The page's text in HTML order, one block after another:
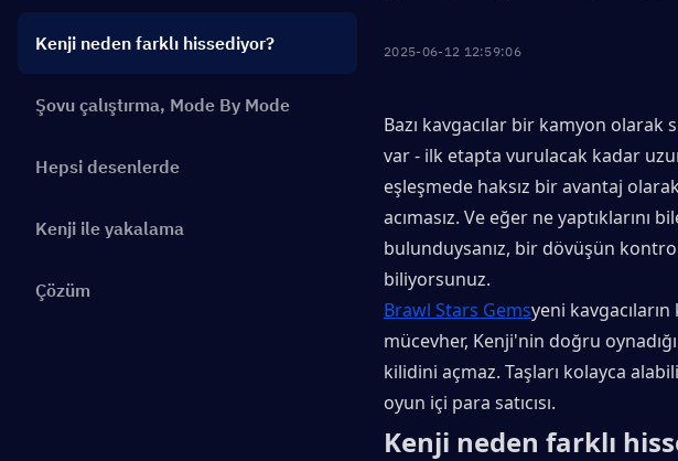
Kenji neden farklı hissediyor?
Şovu çalıştırma, Mode By Mode
Hepsi desenlerde
Kenji ile yakalama
Çözüm
2025-06-12 12:59:06
Bazı kavgacılar bir kamyon olarak
var - ilk etapta vurulacak kadar
eşleşmede haksız bir avantaj
acımasız. Ve eğer ne yaptıklarını
bulunduysanız, bir dövüşün
biliyorsunuz.
Brawl Stars Gemsyeni
mücevher, Kenji'nin doğru
kilidini açmaz. Taşları kolayca
oyun içi para satıcısı.
Kenji neden farklı